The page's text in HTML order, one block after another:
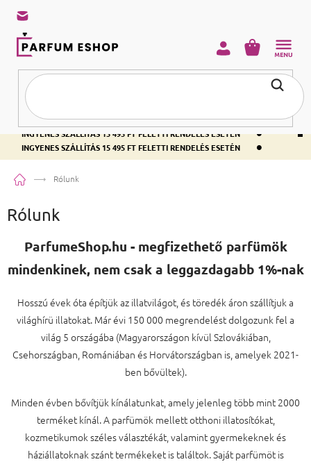
INGYENES SZÁLLÍTÁS 15 495 FT FELETTI RENDELÉS ESETÉN •
INGYENES SZÁLLÍTÁS 15 495 FT FELETTI RENDELÉS ESETÉN •
INGYENES SZÁLLÍTÁS 15 495 FT FELETTI RENDELÉS ESETÉN •
KOSÁR
KezdőlapRólunk
Rólunk
ParfumeShop.hu - megfizethető parfümök
mindenkinek, nem csak a leggazdagabb 1%-nak
Hosszú évek óta építjük az illatvilágot, és töredék áron szállítjuk a
világhírü illatokat. Már évi 150 000 megrendelést dolgozunk fel a
világ 5 országába (Magyarországon kívül Szlovákiában,
Csehországban, Romániában és Horvátországban is, amelyek 2021-
ben bővültek).
Minden évben bővítjük kínálatunkat, amely jelenleg több mint 2000
terméket kínál. A parfümök mellett otthoni illatosítókat,
kozmetikumok széles választékát, valamint gyermekeknek és
háziállatoknak szánt termékeket is találtok. Saját parfümöt is